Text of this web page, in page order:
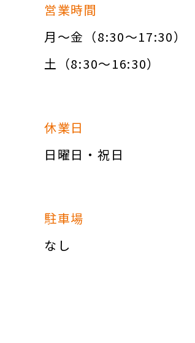
営業時間
月～金（8:30～17:30）
土（8:30～16:30）
休業日
日曜日・祝日
駐車場
なし